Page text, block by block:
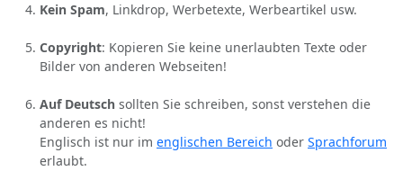
Kein Spam, Linkdrop, Werbetexte, Werbeartikel usw.
Copyright: Kopieren Sie keine unerlaubten Texte oder
Bilder von anderen Webseiten!
Auf Deutsch sollten Sie schreiben, sonst verstehen die
anderen es nicht!
Englisch ist nur im englischen Bereich oder Sprachforum
erlaubt.